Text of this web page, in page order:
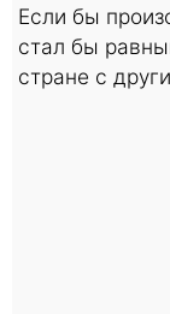
Если бы
стал бы
стране с